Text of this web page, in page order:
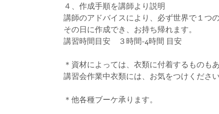
４、作成手順を講師より説明
講師のアドバイスにより、必ず世界で１つ
その日に作成でき、お持ち帰れます。
講習時間目安 ３時間-4時間 目安
＊資材によっては、衣類に付着するものも
講習会作業中衣類には、お気をつけくださ
＊他各種ブーケ承ります。